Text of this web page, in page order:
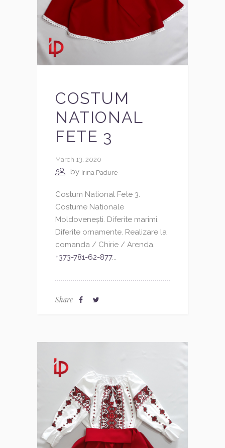
COSTUM
NATIONAL
FETE 3
March 13, 2020
by Irina Padure
Costum National Fete 3.
Costume Nationale
Moldovenești. Diferite marimi.
Diferite ornamente. Realizare la
comanda / Chirie / Arenda.
+373-781-62-877...
Share